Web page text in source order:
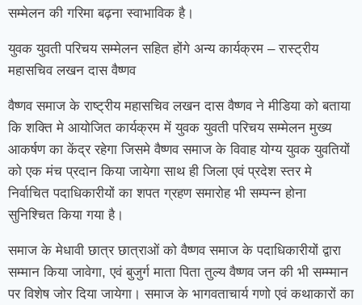
सम्मेलन की गरिमा बढ़ना स्वाभाविक है।
युवक युवती परिचय सम्मेलन सहित होंगे अन्य कार्यक्रम – रास्ट्रीय
महासचिव लखन दास वैष्णव
वैष्णव समाज के राष्ट्रीय महासचिव लखन दास वैष्णव ने मीडिया को बताया
कि शक्ति मे आयोजित कार्यक्रम में युवक युवती परिचय सम्मेलन मुख्य
आकर्षण का केंद्र रहेगा जिसमे वैष्णव समाज के विवाह योग्य युवक युवतियों
को एक मंच प्रदान किया जायेगा साथ ही जिला एवं प्रदेश स्तर मे
निर्वाचित पदाधिकारीयों का शपत ग्रहण समारोह भी सम्पन्न होना
सुनिश्चित किया गया है।
समाज के मेधावी छात्र छात्राओं को वैष्णव समाज के पदाधिकारीयों द्वारा
सम्मान किया जावेगा, एवं बुजुर्ग माता पिता तुल्य वैष्णव जन की भी सम्म्मान
पर विशेष जोर दिया जायेगा। समाज के भागवताचार्य गणो एवं कथाकारों का